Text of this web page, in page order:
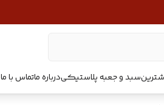
سبد و جعبه پلاستیکیدرباره ماتماس با ما